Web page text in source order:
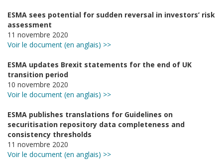
ESMA sees potential for sudden reversal in investors’ risk
assessment
11 novembre 2020
Voir le document (en anglais) >>
ESMA updates Brexit statements for the end of UK
transition period
10 novembre 2020
Voir le document (en anglais) >>
ESMA publishes translations for Guidelines on
securitisation repository data completeness and
consistency thresholds
11 novembre 2020
Voir le document (en anglais) >>